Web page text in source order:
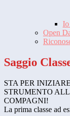
Io
Open
Saggio
STA PER
STRUMENTO
COMPAGNI!
La prima classe ad